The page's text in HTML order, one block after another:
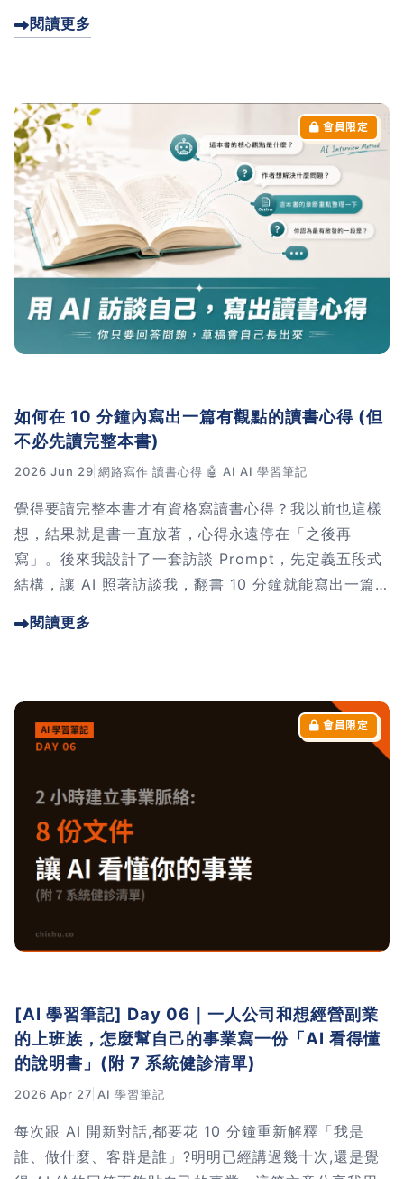
題幫你當場判斷。文末還附一個可以直接複製的決策器
閱讀更多
如何在 10 分鐘內寫出一篇有觀點的讀書心得 (但
不必先讀完整本書)
2026 Jun 29 網路寫作 讀書心得 🤖 AI AI 學習筆記
覺得要讀完整本書才有資格寫讀書心得？我以前也這樣
想，結果就是書一直放著，心得永遠停在「之後再
寫」。後來我設計了一套訪談 Prompt，先定義五段式
結構，讓 AI 照著訪談我，翻書 10 分鐘就能寫出一篇
拆給你看，還附上完整 Prompt。想重新有動力寫心
閱讀更多
[AI 學習筆記] Day 06｜一人公司和想經營副業
的上班族，怎麼幫自己的事業寫一份「AI 看得懂
的說明書」(附 7 系統健診清單)
2026 Apr 27 AI 學習筆記
每次跟 AI 開新對話,都要花 10 分鐘重新解釋「我是
誰、做什麼、客群是誰」?明明已經講過幾十次,還是覺